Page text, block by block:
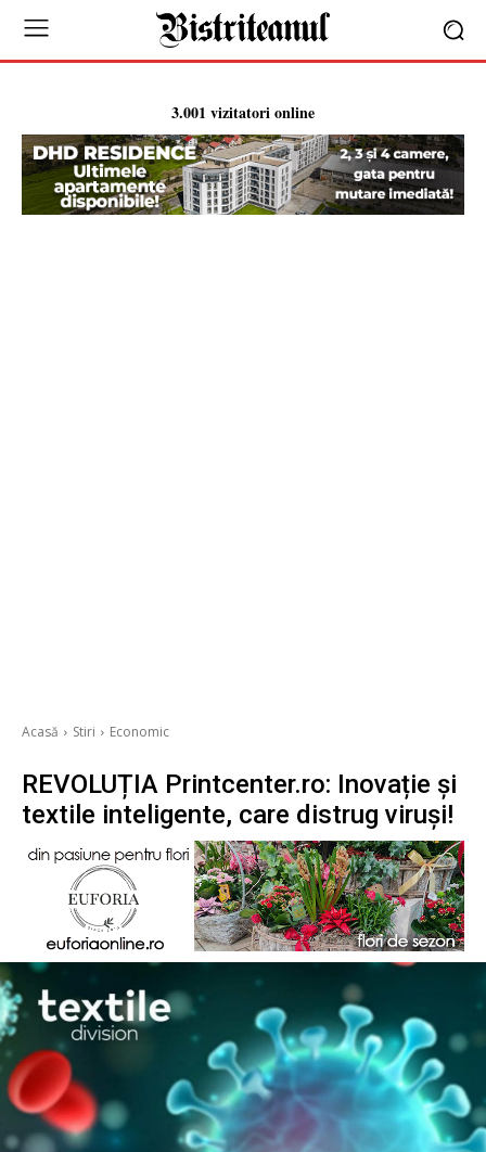
3.001 vizitatori online
Acasă Stiri Economic
REVOLUȚIA Printcenter.ro: Inovație și
textile inteligente, care distrug viruși!